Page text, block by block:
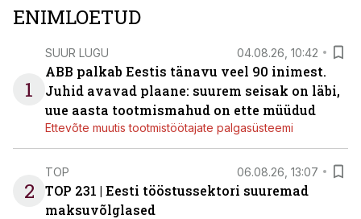
ENIMLOETUD
1
SUUR LUGU 04.08.26, 10:42
ABB palkab Eestis tänavu veel 90 inimest.
Juhid avavad plaane: suurem seisak on läbi,
uue aasta tootmismahud on ette müüdud
Ettevõte muutis tootmistöötajate palgasüsteemi
2
TOP 06.08.26, 13:07
TOP 231 | Eesti tööstussektori suuremad
maksuvõlglased